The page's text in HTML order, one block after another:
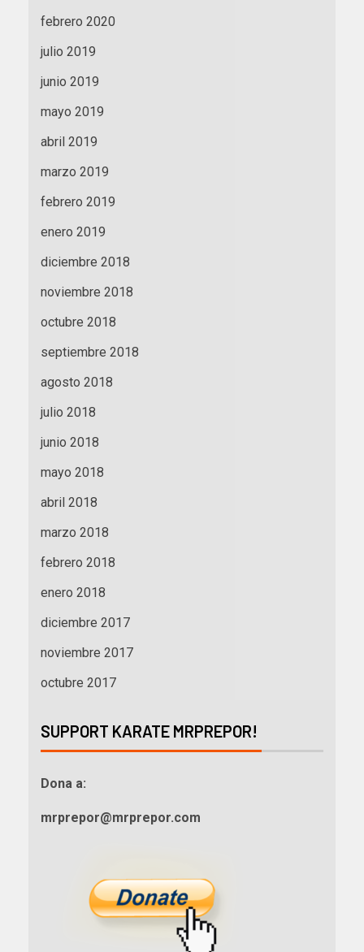
febrero 2020
julio 2019
junio 2019
mayo 2019
abril 2019
marzo 2019
febrero 2019
enero 2019
diciembre 2018
noviembre 2018
octubre 2018
septiembre 2018
agosto 2018
julio 2018
junio 2018
mayo 2018
abril 2018
marzo 2018
febrero 2018
enero 2018
diciembre 2017
noviembre 2017
octubre 2017
SUPPORT KARATE MRPREPOR!
Dona a:
mrprepor@mrprepor.com